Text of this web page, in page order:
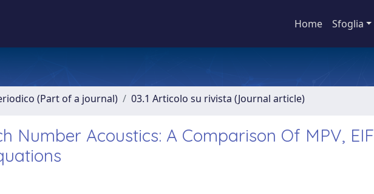
Home Sfoglia
(Part of a journal) 03.1 Articolo su rivista (Journal article)
Number Acoustics: A Comparison Of MPV, EIF